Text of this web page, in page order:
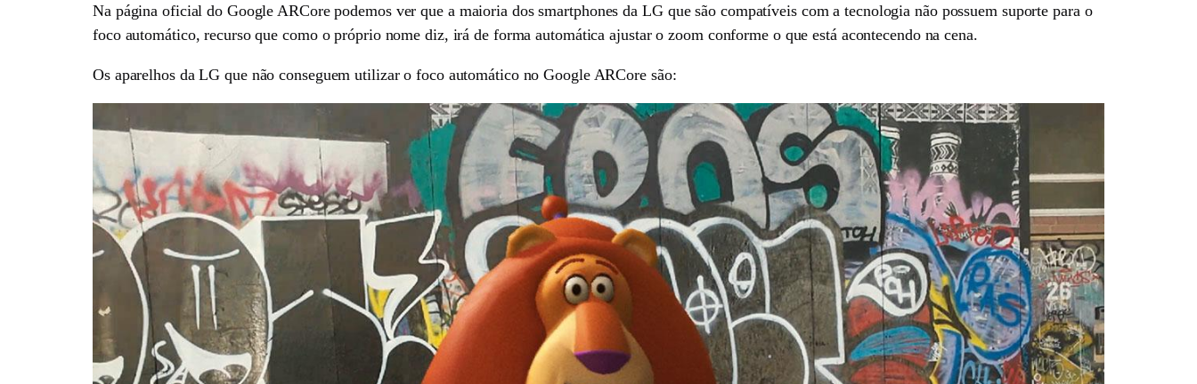
Na página oficial do Google ARCore podemos ver que a maioria dos smartphones da LG que são compatíveis com a tecnologia não possuem suporte para o
foco automático, recurso que como o próprio nome diz, irá de forma automática ajustar o zoom conforme o que está acontecendo na cena.
Os aparelhos da LG que não conseguem utilizar o foco automático no Google ARCore são: